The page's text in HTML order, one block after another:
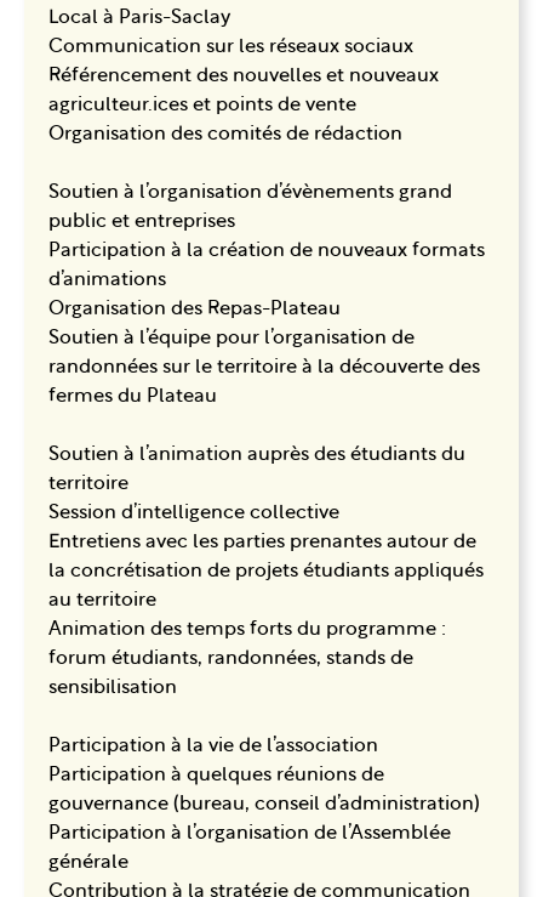
Local à Paris-Saclay
Communication sur les réseaux sociaux
Référencement des nouvelles et nouveaux
agriculteur.ices et points de vente
Organisation des comités de rédaction
Soutien à l’organisation d’évènements grand
public et entreprises
Participation à la création de nouveaux formats
d’animations
Organisation des Repas-Plateau
Soutien à l’équipe pour l’organisation de
randonnées sur le territoire à la découverte des
fermes du Plateau
Soutien à l’animation auprès des étudiants du
territoire
Session d’intelligence collective
Entretiens avec les parties prenantes autour de
la concrétisation de projets étudiants appliqués
au territoire
Animation des temps forts du programme :
forum étudiants, randonnées, stands de
sensibilisation
Participation à la vie de l’association
Participation à quelques réunions de
gouvernance (bureau, conseil d’administration)
Participation à l’organisation de l’Assemblée
générale
Contribution à la stratégie de communication